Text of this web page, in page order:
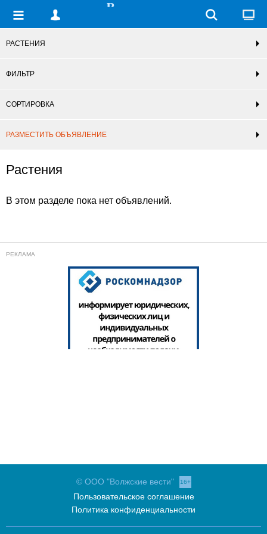
РАСТЕНИЯ
ФИЛЬТР
СОРТИРОВКА
РАЗМЕСТИТЬ ОБЪЯВЛЕНИЕ
Растения
В этом разделе пока нет объявлений.
© ООО "Волжские вести" 16+
Пользовательское соглашение
Политика конфиденциальности